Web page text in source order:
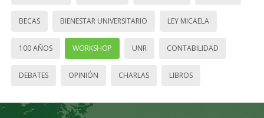
BECAS BIENESTAR UNIVERSITARIO LEY MICAELA
100 AÑOS WORKSHOP UNR CONTABILIDAD
DEBATES OPINIÓN CHARLAS LIBROS